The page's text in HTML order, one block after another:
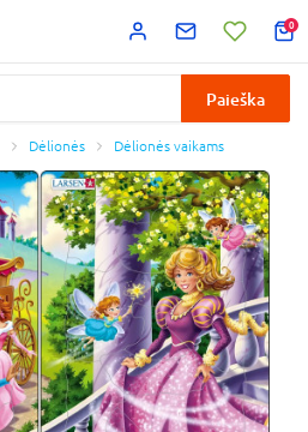
0
Paieška
Dėlionės Dėlionės vaikams